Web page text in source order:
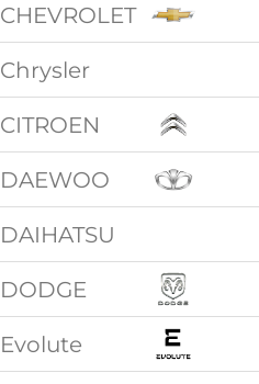
CHEVROLET
Chrysler
CITROEN
DAEWOO
DAIHATSU
DODGE
Evolute